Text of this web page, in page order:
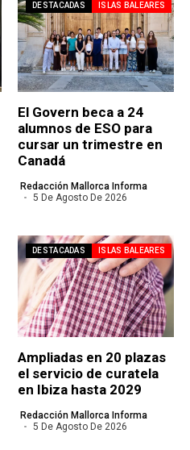
DESTACADAS ISLAS BALEARES
El Govern beca a 24
alumnos de ESO para
cursar un trimestre en
Canadá
Redacción Mallorca Informa
5 De Agosto De 2026
DESTACADAS ISLAS BALEARES
Ampliadas en 20 plazas
el servicio de curatela
en Ibiza hasta 2029
Redacción Mallorca Informa
5 De Agosto De 2026